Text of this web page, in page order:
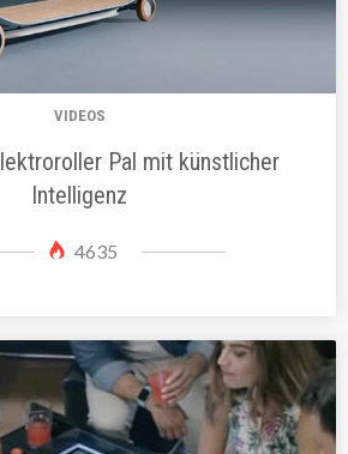
VIDEOS
Pal mit künstlicher
Intelligenz
4635